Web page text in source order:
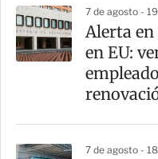
7 de agosto -
Alerta en
en EU:
7 de agosto -